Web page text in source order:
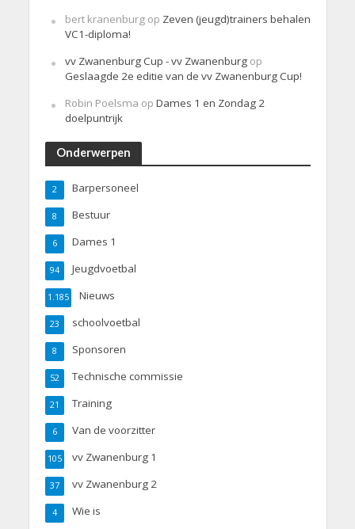
bert kranenburgop Zeven (jeugd)trainers behalen
VC1-diploma!
vv Zwanenburg Cup - vv Zwanenburgop
Geslaagde 2e editie van de vv Zwanenburg Cup!
Robin Poelsma op Dames 1 en Zondag 2
doelpuntrijk
Onderwerpen
Barpersoneel
2
Bestuur
8
Dames 1
6
Jeugdvoetbal
94
Nieuws
1.185
schoolvoetbal
23
Sponsoren
8
Technische commissie
52
Training
21
Van de voorzitter
6
vv Zwanenburg 1
105
vv Zwanenburg 2
37
Wie is
4